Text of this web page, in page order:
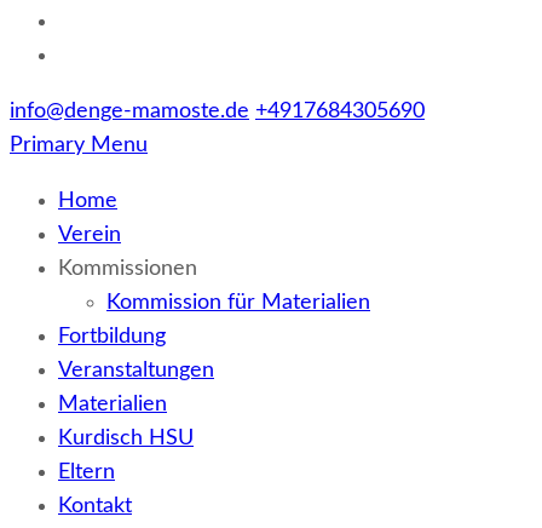
info@denge-mamoste.de +4917684305690
Primary Menu
Home
Verein
Kommissionen
Kommission für Materialien
Fortbildung
Veranstaltungen
Materialien
Kurdisch HSU
Eltern
Kontakt